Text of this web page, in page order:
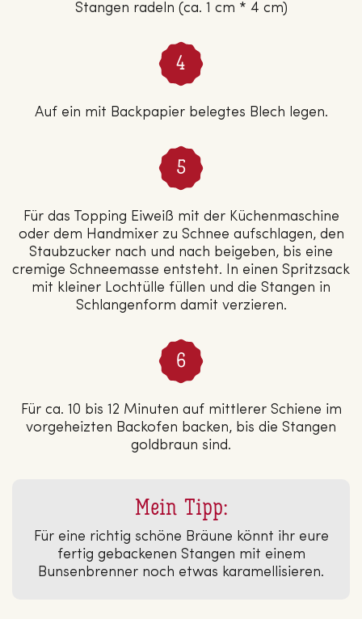
Stangen radeln (ca. 1 cm * 4 cm)
Auf ein mit Backpapier belegtes Blech legen.
Für das Topping Eiweiß mit der Küchenmaschine
oder dem Handmixer zu Schnee aufschlagen, den
Staubzucker nach und nach beigeben, bis eine
cremige Schneemasse entsteht. In einen Spritzsack
mit kleiner Lochtülle füllen und die Stangen in
Schlangenform damit verzieren.
Für ca. 10 bis 12 Minuten auf mittlerer Schiene im
vorgeheizten Backofen backen, bis die Stangen
goldbraun sind.
Mein Tipp:
Für eine richtig schöne Bräune könnt ihr eure
fertig gebackenen Stangen mit einem
Bunsenbrenner noch etwas karamellisieren.